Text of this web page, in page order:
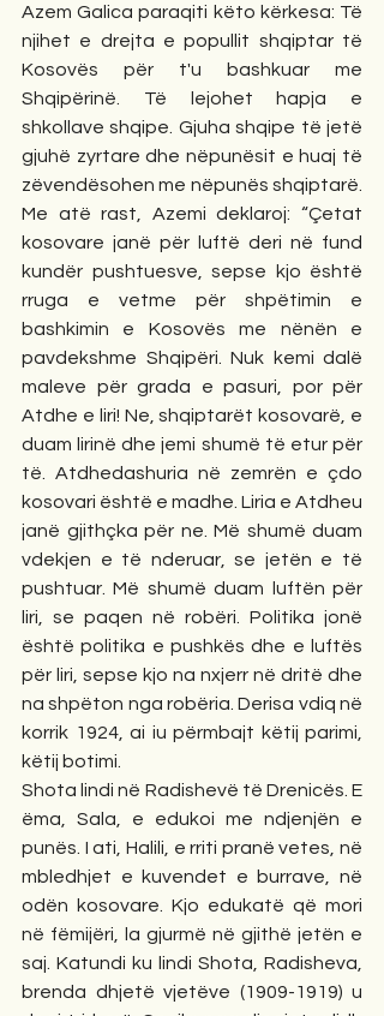
Azem Galica paraqiti këto kërkesa: Të
njihet e drejta e popullit shqiptar të
Kosovës për t'u bashkuar me
Shqipërinë. Të lejohet hapja e
shkollave shqipe. Gjuha shqipe të jetë
gjuhë zyrtare dhe nëpunësit e huaj të
zëvendësohen me nëpunës shqiptarë.
Me atë rast, Azemi deklaroj: “Çetat
kosovare janë për luftë deri në fund
kundër pushtuesve, sepse kjo është
rruga e vetme për shpëtimin e
bashkimin e Kosovës me nënën e
pavdekshme Shqipëri. Nuk kemi dalë
maleve për grada e pasuri, por për
Atdhe e liri! Ne, shqiptarët kosovarë, e
duam lirinë dhe jemi shumë të etur për
të. Atdhedashuria në zemrën e çdo
kosovari është e madhe. Liria e Atdheu
janë gjithçka për ne. Më shumë duam
vdekjen e të nderuar, se jetën e të
pushtuar. Më shumë duam luftën për
liri, se paqen në robëri. Politika jonë
është politika e pushkës dhe e luftës
për liri, sepse kjo na nxjerr në dritë dhe
na shpëton nga robëria. Derisa vdiq në
korrik 1924, ai iu përmbajt këtij parimi,
këtij botimi.
Shota lindi në Radishevë të Drenicës. E
ëma, Sala, e edukoi me ndjenjën e
punës. I ati, Halili, e rriti pranë vetes, në
mbledhjet e kuvendet e burrave, në
odën kosovare. Kjo edukatë që mori
në fëmijëri, la gjurmë në gjithë jetën e
saj. Katundi ku lindi Shota, Radisheva,
brenda dhjetë vjetëve (1909-1919) u